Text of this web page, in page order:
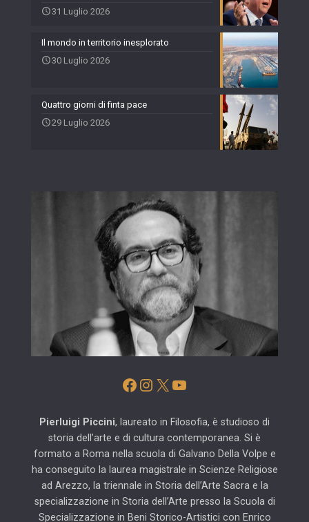
31 Luglio 2026
Il mondo in territorio inesplorato
30 Luglio 2026
Quattro giorni di finta pace
29 Luglio 2026
Facebook
Instagram
X YouTube
Pierluigi Piccini, laureato in Filosofia, è studioso di
storia dell’arte e di cultura contemporanea. Si è
formato a Roma nella scuola di Galvano Della Volpe e
ha conseguito la laurea magistrale in Scienze Religiose
ad Arezzo, la triennale in Storia dell’Arte Sacra e la
specializzazione in Storia dell’Arte presso la Scuola di
Specializzazione in Beni Storico-Artistici con Enrico